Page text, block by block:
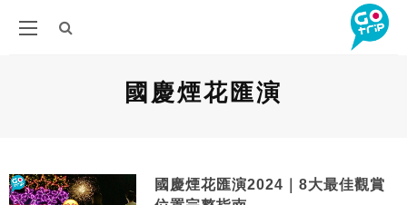
國慶煙花匯演
國慶煙花匯演2024｜8大最佳觀賞